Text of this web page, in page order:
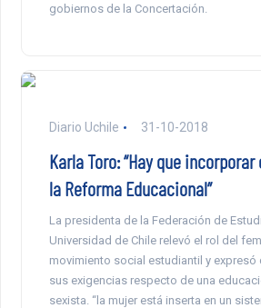
gobiernos de la Concertación.
Diario Uchile 31-10-2018
Karla Toro: “Hay que
la Reforma Educacional”
La presidenta de la Federación de
Universidad de Chile relevó el rol del
movimiento social estudiantil y expresó
sus exigencias respecto de una
sexista. “la mujer está inserta en un